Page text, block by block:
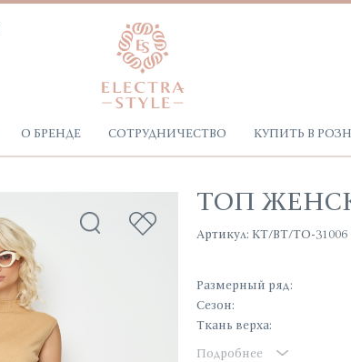
О БРЕНДЕ СОТРУДНИЧЕСТВО КУПИТЬ В
ТОП
Артикул: КТ/ВТ/ТО-31006
Размерный ряд:
Сезон:
Ткань верха:
Подробнее